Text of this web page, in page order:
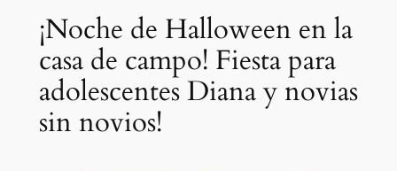
¡Noche de Halloween en la
casa de campo! Fiesta para
adolescentes Diana y novias
sin novios!